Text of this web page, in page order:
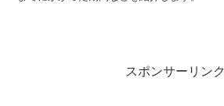
スポンサーリンク